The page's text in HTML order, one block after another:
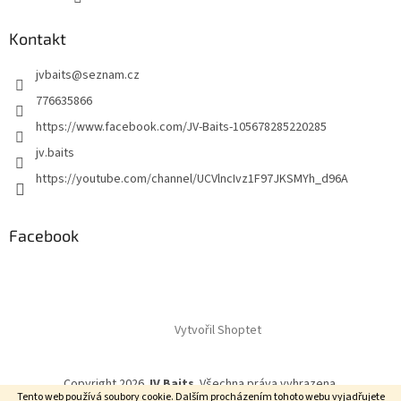
Tento web používá soubory cookie. Dalším procházením tohoto webu vyjadřujete
Kontakt
jvbaits@seznam.cz
776635866
https://www.facebook.com/JV-Baits-105678285220285
jv.baits
https://youtube.com/channel/UCVlncIvz1F97JKSMYh_d96A
Facebook
Vytvořil Shoptet
Copyright 2026JV Baits. Všechna práva vyhrazena.